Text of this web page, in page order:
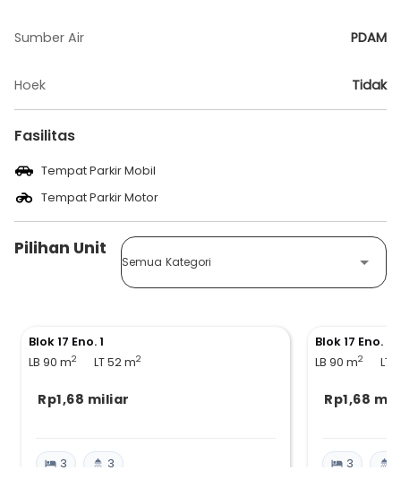
Sumber Air PDAM
Hoek Tidak
Fasilitas
Tempat Parkir Mobil
Tempat Parkir Motor
Pilihan Unit
Semua Kategori
Blok 17 Eno. 1
LB 90 m2 LT 52m2
Rp1,68 miliar
3 3
Blok 17 Eno. 2
LB 90 m2 LT
Rp1,68
3